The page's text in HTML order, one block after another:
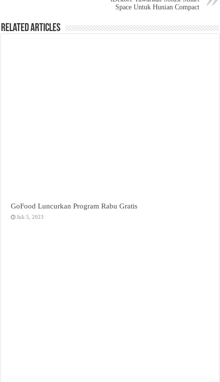
Space Untuk Hunian Compact
Related Articles
GoFood Luncurkan Program Rabu Gratis
Juli 5, 2023